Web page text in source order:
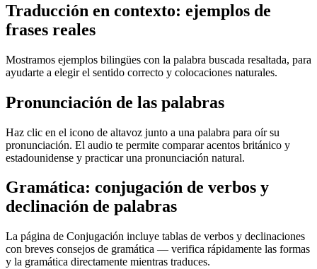
Traducción en contexto: ejemplos de
frases reales
Mostramos ejemplos bilingües con la palabra buscada resaltada, para
ayudarte a elegir el sentido correcto y colocaciones naturales.
Pronunciación de las palabras
Haz clic en el icono de altavoz junto a una palabra para oír su
pronunciación. El audio te permite comparar acentos británico y
estadounidense y practicar una pronunciación natural.
Gramática: conjugación de verbos y
declinación de palabras
La página de Conjugación incluye tablas de verbos y declinaciones
con breves consejos de gramática — verifica rápidamente las formas
y la gramática directamente mientras traduces.